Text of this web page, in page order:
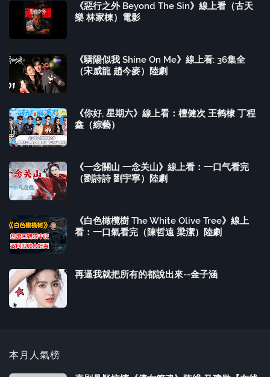
《惡行之外 Beyond The Sin》線上看（古天
樂 林家棟）電影
《驕陽似我 Shine On Me》線上看: 36集全
（宋威龍 趙今麥）陸劇
《你好, 星期六》線上看：檀健次 王鹤棣 丁程
鑫（綜藝）
《一念關山 一念关山》線上看：一口气看完
（劉詩詩 劉宇寧）陸劇
《白色橄欖樹 The White Olive Tree》線上
看：一口氣看完（陳哲遠 梁潔）陸劇
再逼我就把所有的都說出來--金子涵
本月人氣榜